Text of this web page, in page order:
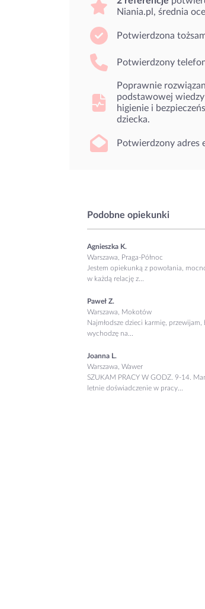
Niania.pl, średnia
Potwierdzona
Potwierdzony
Poprawnie
podstawowej
higienie i
dziecka.
Potwierdzony adres
Podobne opiekunki
Agnieszka K.
Warszawa, Praga-Północ
Jestem opiekunką z powołania,
w każdą relację z...
Paweł Z.
Warszawa, Mokotów
Najmłodsze dzieci karmię, przewijam,
wychodzę na...
Joanna L.
Warszawa, Wawer
SZUKAM PRACY W GODZ. 9-14.
letnie doświadczenie w pracy...